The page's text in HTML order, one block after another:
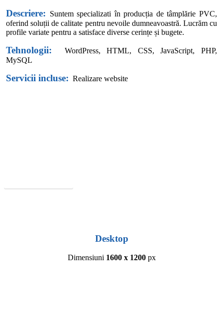
Descriere: Suntem specializati în producția de tâmplărie PVC,
oferind soluții de calitate pentru nevoile dumneavoastră. Lucrăm cu
profile variate pentru a satisface diverse cerințe și bugete.
Tehnologii: WordPress,HTML, CSS, JavaScript, PHP,
MySQL
Servicii incluse: Realizare website
Desktop
Dimensiuni 1600 x 1200px